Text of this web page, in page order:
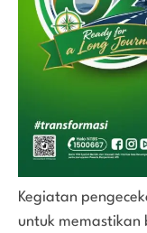
Kegiatan
untuk memastikan